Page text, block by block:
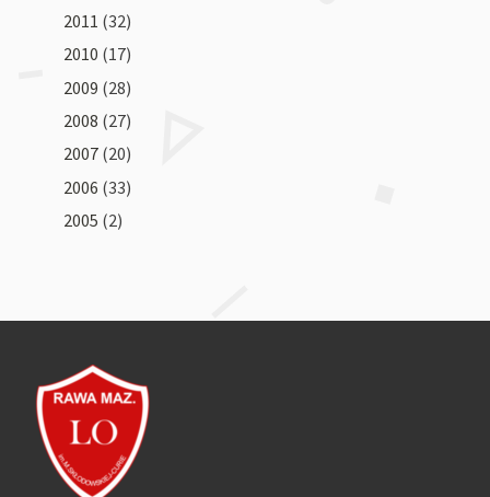
2011 (32)
2010 (17)
2009 (28)
2008 (27)
2007 (20)
2006 (33)
2005 (2)